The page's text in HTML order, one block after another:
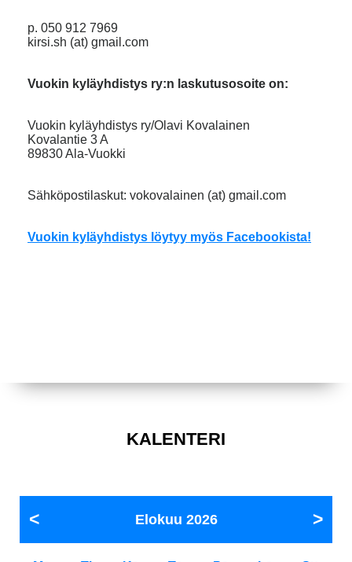
p. 050 912 7969
kirsi.sh (at) gmail.com
Vuokin kyläyhdistys ry:n laskutusosoite on:
Vuokin kyläyhdistys ry/Olavi Kovalainen
Kovalantie 3 A
89830 Ala-Vuokki
Sähköpostilaskut: vokovalainen (at) gmail.com
Vuokin kyläyhdistys löytyy myös Facebookista!
KALENTERI
Elokuu 2026